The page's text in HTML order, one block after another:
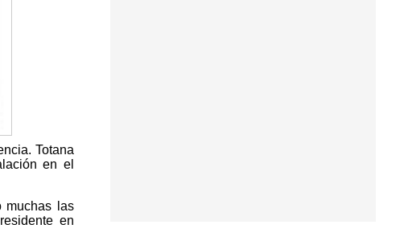
Totana
en el
muchas las
en